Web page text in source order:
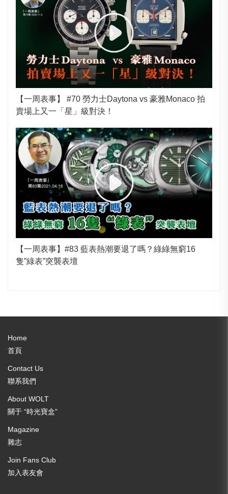
【一周表事】 #70 勞力士Daytona vs 豪雅Monaco 拍
賣場上又一「星」級對決！
【一周表事】#83 藍表熱潮要退了嗎？綠綠無窮16
隻”綠表”突襲表壇
Home
首頁
Contact Us
聯系我們
About WOLT
關于 “時光寶盒”
Magazine
雜志
Join Fans Club
加入表友會